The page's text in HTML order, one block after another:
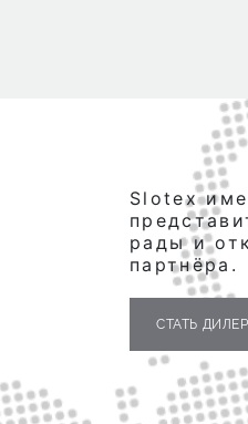
Slotex
рады и
партнёра.
СТАТЬ